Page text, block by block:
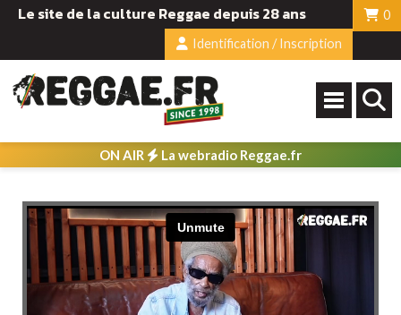
Le site de la culture Reggae depuis 28 ans
0
Identification / Inscription
ON AIR La webradio Reggae.fr